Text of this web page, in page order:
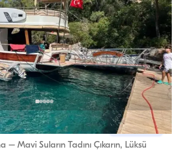
Yeni tekne
Mavi Suların Tadını Çıkarın, Lüksü